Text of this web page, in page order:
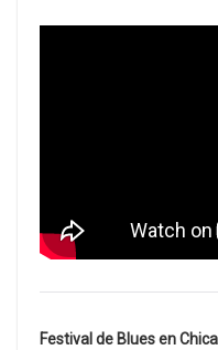
Festival de Blues en